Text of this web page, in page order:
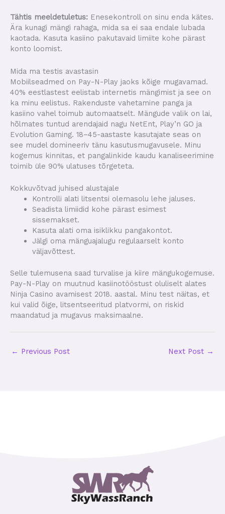
Tähtis meeldetuletus: Enesekontroll on sinu enda kätes.
Ära kunagi mängi rahaga, mida sa ei saa endale lubada
kaotada. Kasuta kasiino pakutavaid limiite kohe pärast
konto loomist.
Mida ma testis avastasin
Mobiilseadmed on Pay-N-Play jaoks kõige mugavamad.
40% eestlastest eelistab internetis mängimist ja see on
ka minu eelistus. Rakenduste vahetamine panga ja
kasiino vahel toimub automaatselt. Mängude valik on lai,
hõlmates tuntud arendajaid nagu NetEnt, Play’n GO ja
Evolution Gaming. 18–45-aastaste kasutajate seas on
see mudel domineeriv tänu kasutusmugavusele. Minu
kogemus kinnitas, et pangalinkide kaudu kanaliseerimine
toimib üle 90% ulatuses tõrgeteta.
Kokkuvõtvad juhised alustajale
Kontrolli alati litsentsi olemasolu lehe jaluses.
Seadista limiidid kohe pärast esimest
sissemakset.
Kasuta alati oma isiklikku pangakontot.
Jälgi oma mänguajalugu regulaarselt konto
väljavõttest.
Selle tulemusena saad turvalise ja kiire mängukogemuse.
Pay-N-Play on muutnud kasiinotööstust oluliselt alates
Ninja Casino avamisest 2018. aastal. Minu test näitas, et
kui valid õige, litsentseeritud platvormi, on riskid
maandatud ja mugavus maksimaalne.
← Previous Post Next Post →